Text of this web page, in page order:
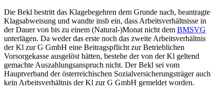
Die Bekl bestritt das Klagebegehren dem Grunde nach, beantragte
Klagsabweisung und wandte insb ein, dass Arbeitsverhältnisse in
der Dauer von bis zu einem (Natural-)Monat nicht dem BMSVG
unterlägen. Da weder das erste noch das zweite Arbeitsverhältnis
der Kl zur G GmbH eine Beitragspflicht zur Betrieblichen
Vorsorgekasse ausgelöst hätten, bestehe der von der Kl geltend
gemachte Auszahlungsanspruch nicht. Der Bekl sei vom
Hauptverband der österreichischen Sozialversicherungsträger auch
kein Arbeitsverhältnis der Kl zur G GmbH gemeldet worden.